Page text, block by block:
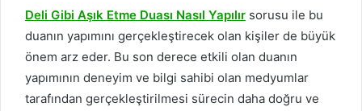
Deli Gibi Aşık Etme Duası Nasıl Yapılır sorusu ile bu
duanın yapımını gerçekleştirecek olan kişiler de büyük
önem arz eder. Bu son derece etkili olan duanın
yapımının deneyim ve bilgi sahibi olan medyumlar
tarafından gerçekleştirilmesi sürecin daha doğru ve